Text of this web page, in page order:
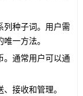
列种子词。用户需
一方法。
。通常用户可以通
接收和管理。